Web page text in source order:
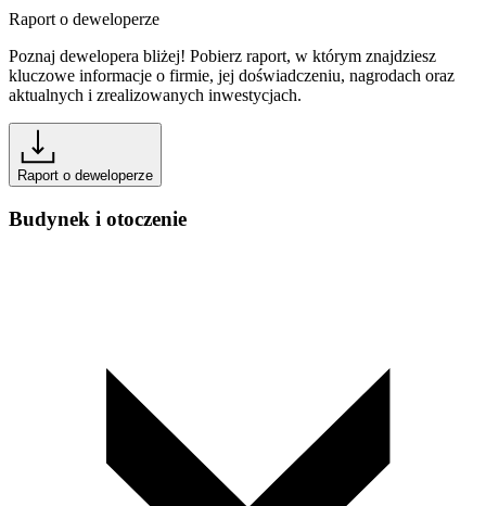
Raport o deweloperze
Poznaj dewelopera bliżej! Pobierz raport, w którym znajdziesz
kluczowe informacje o firmie, jej doświadczeniu, nagrodach oraz
aktualnych i zrealizowanych inwestycjach.
Raport o deweloperze
Budynek i otoczenie